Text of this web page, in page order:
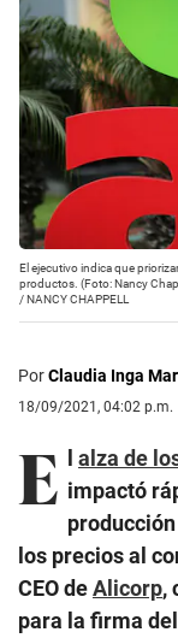
El ejecutivo indica que
productos. (Foto: Nancy
/NANCY CHAPPELL
PorClaudia Inga
18/09/2021, 04:02 p.m.
E l alza de
impactó
los precios al
CEO deAlicorp,
para la firma